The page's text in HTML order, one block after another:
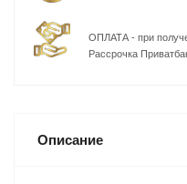
ОПЛАТА - при
Рассрочка
Описание